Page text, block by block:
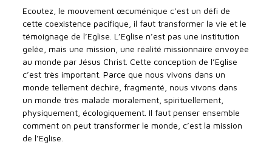
Ecoutez, le mouvement œcuménique c’est un défi de
cette coexistence pacifique, il faut transformer la vie et le
témoignage de l’Eglise. L’Eglise n’est pas une institution
gelée, mais une mission, une réalité missionnaire envoyée
au monde par Jésus Christ. Cette conception de l’Eglise
c’est très important. Parce que nous vivons dans un
monde tellement déchiré, fragmenté, nous vivons dans
un monde très malade moralement, spirituellement,
physiquement, écologiquement. Il faut penser ensemble
comment on peut transformer le monde, c’est la mission
de l’Eglise.